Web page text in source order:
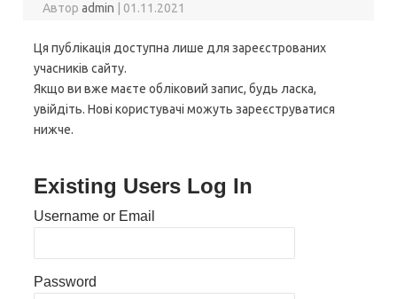
Авторadmin 01.11.2021
Ця публікація доступна лише для зареєстрованих
учасників сайту.
Якщо ви вже маєте обліковий запис, будь ласка,
увійдіть. Нові користувачі можуть зареєструватися
нижче.
Existing Users Log In
Username or Email
Password